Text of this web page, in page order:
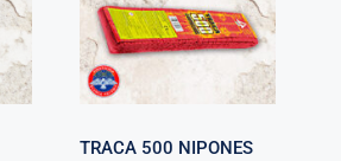
TRACA 500 NIPONES